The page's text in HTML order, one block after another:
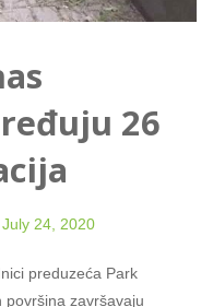
26
July 24, 2020
preduzeća Park
površina završavaju